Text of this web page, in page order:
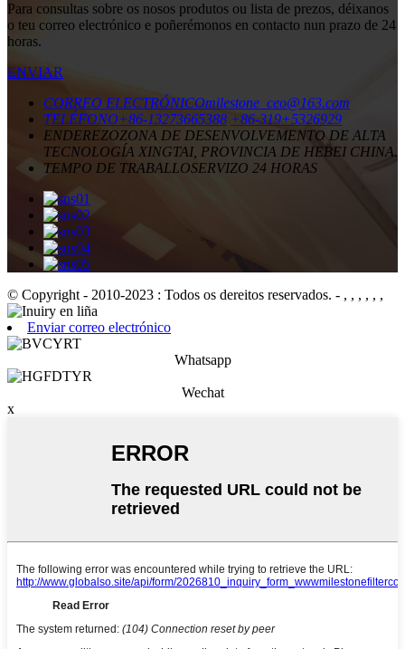
Para consultas sobre os nosos produtos ou lista de prezos, déixanos
o teu correo electrónico e poñerémonos en contacto nun prazo de 24
horas.
ENVIAR
CORREO ELECTRÓNICOmilestone_ceo@163.com
TELÉFONO+86-13273665388 +86-319+5326929
ENDEREZOZONA DE DESENVOLVEMENTO DE ALTA
TECNOLOGÍA XINGTAI, PROVINCIA DE HEBEI CHINA.
TEMPO DE TRABALLOSERVIZO 24 HORAS
© Copyright - 2010-2023 : Todos os dereitos reservados. - , , , , , ,
Enviar correo electrónico
Whatsapp
Wechat
x